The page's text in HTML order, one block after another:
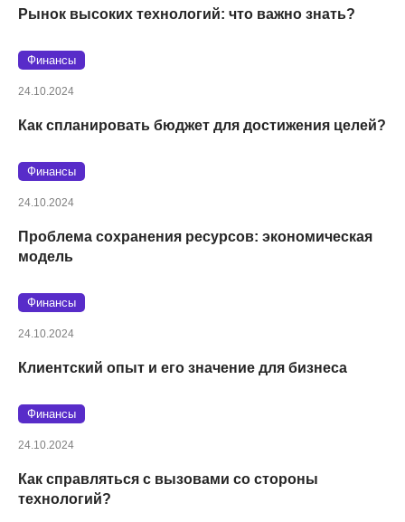
Рынок высоких технологий: что важно знать?
Финансы
24.10.2024
Как спланировать бюджет для достижения целей?
Финансы
24.10.2024
Проблема сохранения ресурсов: экономическая
модель
Финансы
24.10.2024
Клиентский опыт и его значение для бизнеса
Финансы
24.10.2024
Как справляться с вызовами со стороны
технологий?